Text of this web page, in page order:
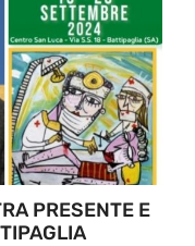
PRESENTE E